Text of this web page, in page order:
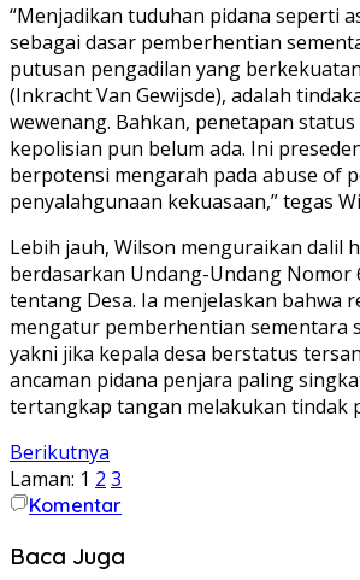
​“Menjadikan tuduhan pidana seperti
sebagai dasar pemberhentian
putusan pengadilan yang
(Inkracht Van Gewijsde), adalah
wewenang. Bahkan, penetapan
kepolisian pun belum ada. Ini
berpotensi mengarah pada abuse of
penyalahgunaan kekuasaan,” tegas
​Lebih jauh, Wilson menguraikan dalil
berdasarkan Undang-Undang Nomor
tentang Desa. Ia menjelaskan bahwa
mengatur pemberhentian sementara
yakni jika kepala desa berstatus
ancaman pidana penjara paling
tertangkap tangan melakukan tindak
Berikutnya
Laman: 1 2 3
Komentar
Baca Juga